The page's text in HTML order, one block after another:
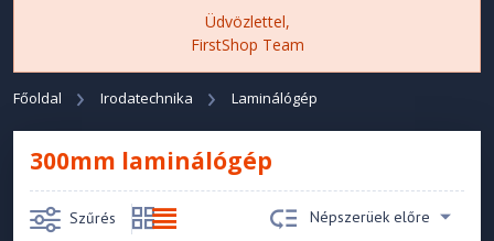
Üdvözlettel,
FirstShop Team
Főoldal Irodatechnika Laminálógép
300mm laminálógép
Szűrés Népszerüek előre